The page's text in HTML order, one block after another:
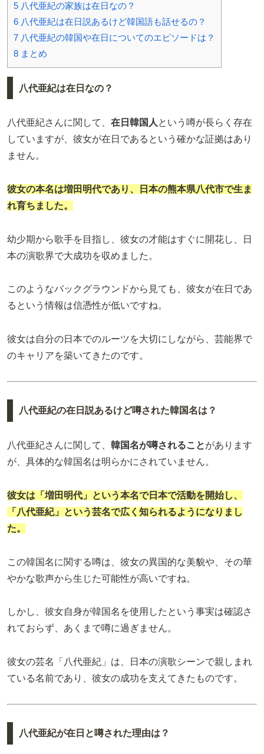
5 八代亜紀の家族は在日なの？
6 八代亜紀は在日説あるけど韓国語も話せるの？
7 八代亜紀の韓国や在日についてのエピソードは？
8 まとめ
八代亜紀は在日なの？
八代亜紀さんに関して、 在日韓国人 という噂が長らく存在
していますが、彼女が在日であるという確かな証拠はあり
ません。
彼女の本名は増田明代であり、日本の熊本県八代市で生ま
れ育ちました。
幼少期から歌手を目指し、彼女の才能はすぐに開花し、日
本の演歌界で大成功を収めました。
このようなバックグラウンドから見ても、彼女が在日であ
るという情報は信憑性が低いですね。
彼女は自分の日本でのルーツを大切にしながら、芸能界で
のキャリアを築いてきたのです。
八代亜紀の在日説あるけど噂された韓国名は？
八代亜紀さんに関して、 韓国名が噂されることがあります
が、具体的な韓国名は明らかにされていません。
彼女は「増田明代」という本名で日本で活動を開始し、
「八代亜紀」という芸名で広く知られるようになりまし
た。
この韓国名に関する噂は、彼女の異国的な美貌や、その華
やかな歌声から生じた可能性が高いですね。
しかし、彼女自身が韓国名を使用したという事実は確認さ
れておらず、あくまで噂に過ぎません。
彼女の芸名「八代亜紀」は、日本の演歌シーンで親しまれ
ている名前であり、彼女の成功を支えてきたものです。
八代亜紀が在日と噂された理由は？